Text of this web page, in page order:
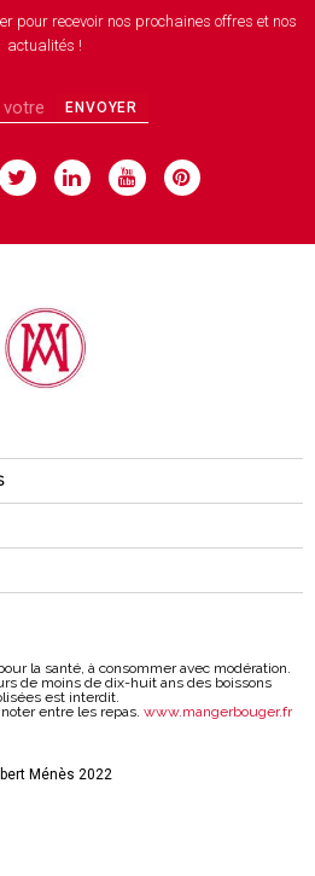
pour recevoir nos prochaines offres et nos
actualités !
ENVOYER
la santé, à consommer avec modération.
de moins de dix-huit ans des boissons
est interdit.
entre les repas. www.mangerbouger.fr
Ménès 2022